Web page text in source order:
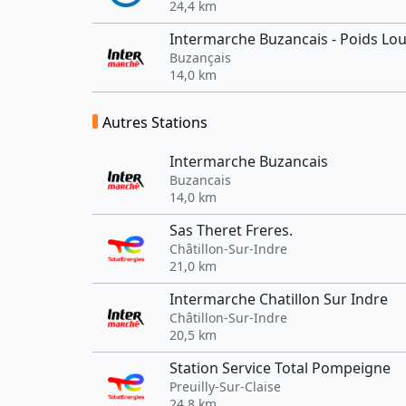
24,4 km
Intermarche Buzancais - Poids
Buzançais
14,0 km
Autres Stations
Intermarche Buzancais
Buzancais
14,0 km
Sas Theret Freres.
Châtillon-Sur-Indre
21,0 km
Intermarche Chatillon Sur Indre
Châtillon-Sur-Indre
20,5 km
Station Service Total Pompeigne
Preuilly-Sur-Claise